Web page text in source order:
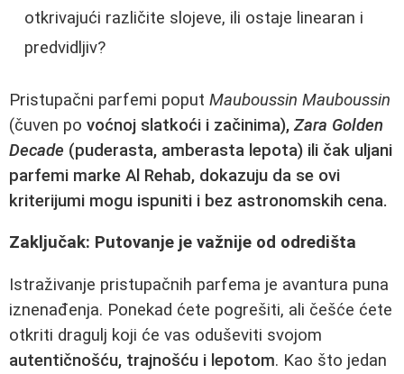
otkrivajući različite slojeve, ili ostaje linearan i
predvidljiv?
Pristupačni parfemi poput Mauboussin Mauboussin
(čuven po voćnoj slatkoći i začinima),Zara Golden
Decade (puderasta, amberasta lepota) ili čak uljani
parfemi marke Al Rehab, dokazuju da se ovi
kriterijumi mogu ispuniti i bez astronomskih cena.
Zaključak: Putovanje je važnije od odredišta
Istraživanje pristupačnih parfema je avantura puna
iznenađenja. Ponekad ćete pogrešiti, ali češće ćete
otkriti dragulj koji će vas oduševiti svojom
autentičnošću, trajnošću i lepotom. Kao što jedan